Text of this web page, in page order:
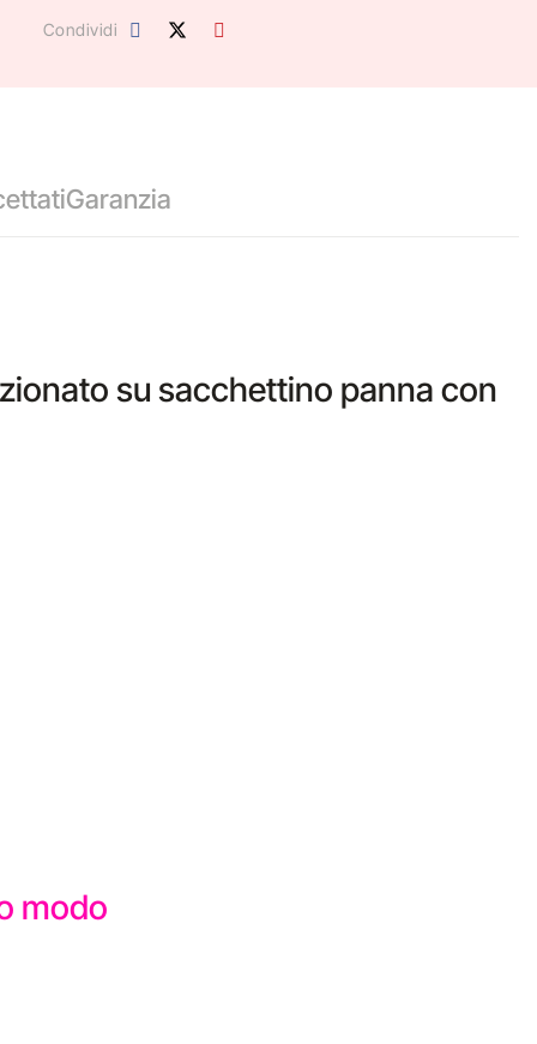
Condividi
Garanzia
su sacchettino panna con
modo